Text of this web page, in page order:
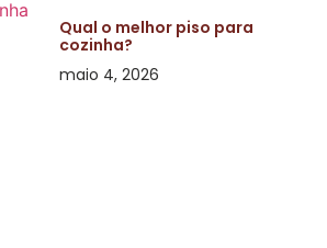
Qual o melhor piso para
cozinha?
maio 4, 2026